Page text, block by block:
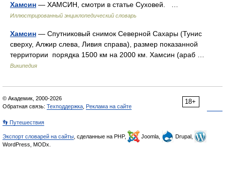
Хамсин — ХАМСИН, смотри в статье Суховей. …
Иллюстрированный энциклопедический словарь
Хамсин — Спутниковый снимок Северной Сахары (Тунис
сверху, Алжир слева, Ливия справа), размер показанной
территории порядка 1500 км на 2000 км. Хамсин (араб …
Википедия
18+
© Академик, 2000-2026
Обратная связь: Техподдержка Реклама на сайте
👣 Путешествия
Экспорт словарей на сайты , сделанные на PHP, Joomla,
Drupal,
WordPress, MODx.